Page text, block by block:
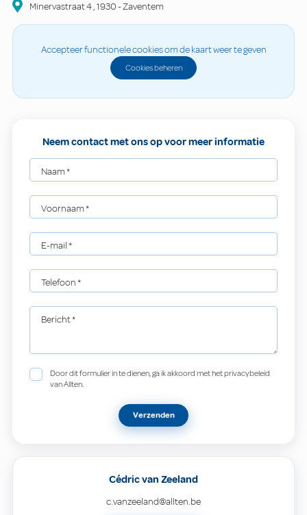
Minervastraat4,1930-Zaventem
Accepteer functionele cookies om de kaart weer te geven
Cookies beheren
Neem contact met ons op voor meer informatie
Naam*
Voornaam*
E-mail*
Telefoon*
Bericht*
Door dit formulier in te dienen, ga ik akkoord met het privacybeleid
van Allten.
Verzenden
Cédric van Zeeland
c.vanzeeland@allten.be